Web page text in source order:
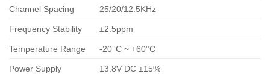
Channel Spacing 25/20/12.5KHz
Frequency Stability ±2.5ppm
Temperature Range -20°C ~ +60°C
Power Supply 13.8V DC ±15%